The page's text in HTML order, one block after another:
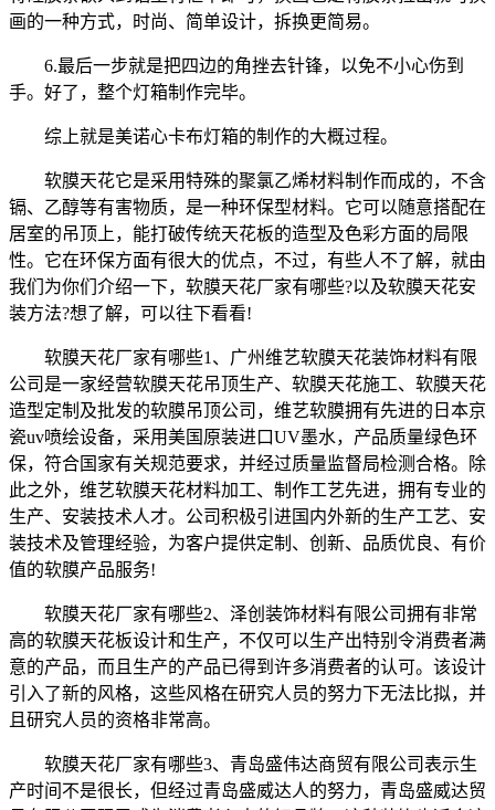
画的一种方式，时尚、简单设计，拆换更简易。
6.最后一步就是把四边的角挫去针锋，以免不小心伤到
手。好了，整个灯箱制作完毕。
综上就是美诺心卡布灯箱的制作的大概过程。
软膜天花它是采用特殊的聚氯乙烯材料制作而成的，不含
镉、乙醇等有害物质，是一种环保型材料。它可以随意搭配在
居室的吊顶上，能打破传统天花板的造型及色彩方面的局限
性。它在环保方面有很大的优点，不过，有些人不了解，就由
我们为你们介绍一下，软膜天花厂家有哪些?以及软膜天花安
装方法?想了解，可以往下看看!
软膜天花厂家有哪些1、广州维艺软膜天花装饰材料有限
公司是一家经营软膜天花吊顶生产、软膜天花施工、软膜天花
造型定制及批发的软膜吊顶公司，维艺软膜拥有先进的日本京
瓷uv喷绘设备，采用美国原装进口UV墨水，产品质量绿色环
保，符合国家有关规范要求，并经过质量监督局检测合格。除
此之外，维艺软膜天花材料加工、制作工艺先进，拥有专业的
生产、安装技术人才。公司积极引进国内外新的生产工艺、安
装技术及管理经验，为客户提供定制、创新、品质优良、有价
值的软膜产品服务!
软膜天花厂家有哪些2、泽创装饰材料有限公司拥有非常
高的软膜天花板设计和生产，不仅可以生产出特别令消费者满
意的产品，而且生产的产品已得到许多消费者的认可。该设计
引入了新的风格，这些风格在研究人员的努力下无法比拟，并
且研究人员的资格非常高。
软膜天花厂家有哪些3、青岛盛伟达商贸有限公司表示生
产时间不是很长，但经过青岛盛威达人的努力，青岛盛威达贸